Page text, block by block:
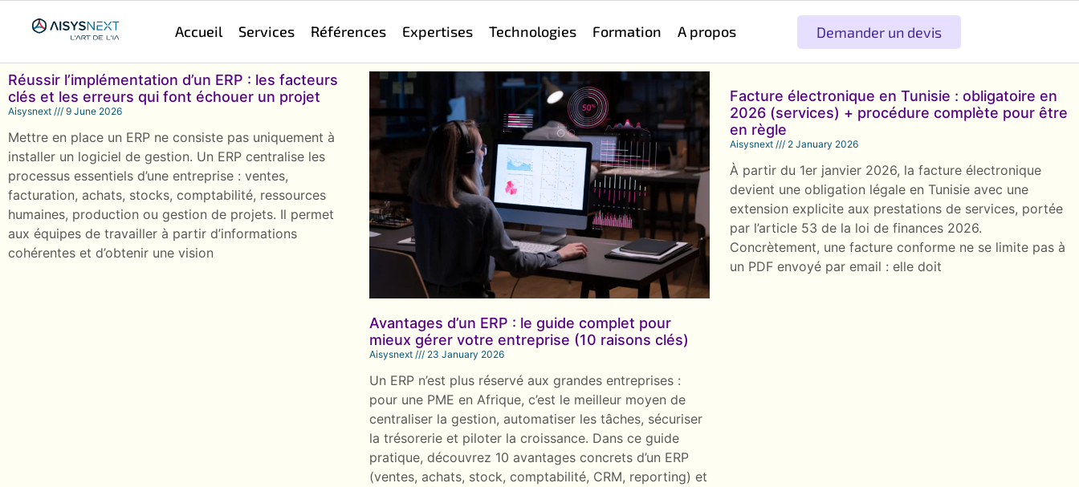
Accueil Services Références Expertises Technologies Formation A propos Demander un devis
Réussir l’implémentation d’un ERP : les facteurs
clés et les erreurs qui font échouer un projet
Aisysnext 9 June 2026
Mettre en place un ERP ne consiste pas uniquement à
installer un logiciel de gestion. Un ERP centralise les
processus essentiels d’une entreprise : ventes,
facturation, achats, stocks, comptabilité, ressources
humaines, production ou gestion de projets. Il permet
aux équipes de travailler à partir d’informations
cohérentes et d’obtenir une vision
Avantages d’un ERP : le guide complet pour
mieux gérer votre entreprise (10 raisons clés)
Aisysnext 23 January 2026
Un ERP n’est plus réservé aux grandes entreprises :
pour une PME en Afrique, c’est le meilleur moyen de
centraliser la gestion, automatiser les tâches, sécuriser
la trésorerie et piloter la croissance. Dans ce guide
pratique, découvrez 10 avantages concrets d’un ERP
(ventes, achats, stock, comptabilité, CRM, reporting) et
Facture électronique en Tunisie : obligatoire en
2026 (services) + procédure complète pour être
en règle
Aisysnext 2 January 2026
À partir du 1er janvier 2026, la facture électronique
devient une obligation légale en Tunisie avec une
extension explicite aux prestations de services, portée
par l’article 53 de la loi de finances 2026.
Concrètement, une facture conforme ne se limite pas à
un PDF envoyé par email : elle doit